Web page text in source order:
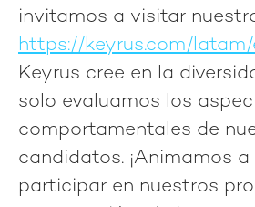
invitamos a visitar
https://keyrus.com/
Keyrus cree en la
solo evaluamos los
comportamentales de
candidatos. ¡Animamos
participar en nuestros